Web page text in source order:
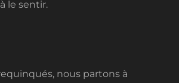
le sentir.
nous partons à